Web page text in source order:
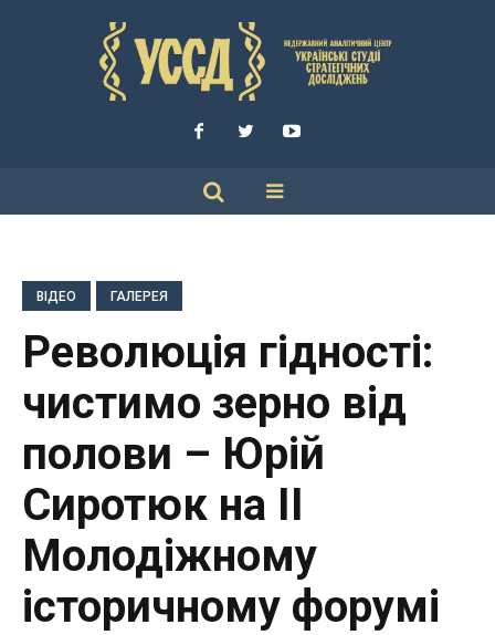
ВІДЕО ГАЛЕРЕЯ
Революція гідності:
чистимо зерно від
полови – Юрій
Сиротюк на II
Молодіжному
історичному форумі